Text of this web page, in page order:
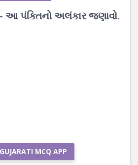
આ પંક્તિનો અલંકાર જણાવો.
MCQ APP